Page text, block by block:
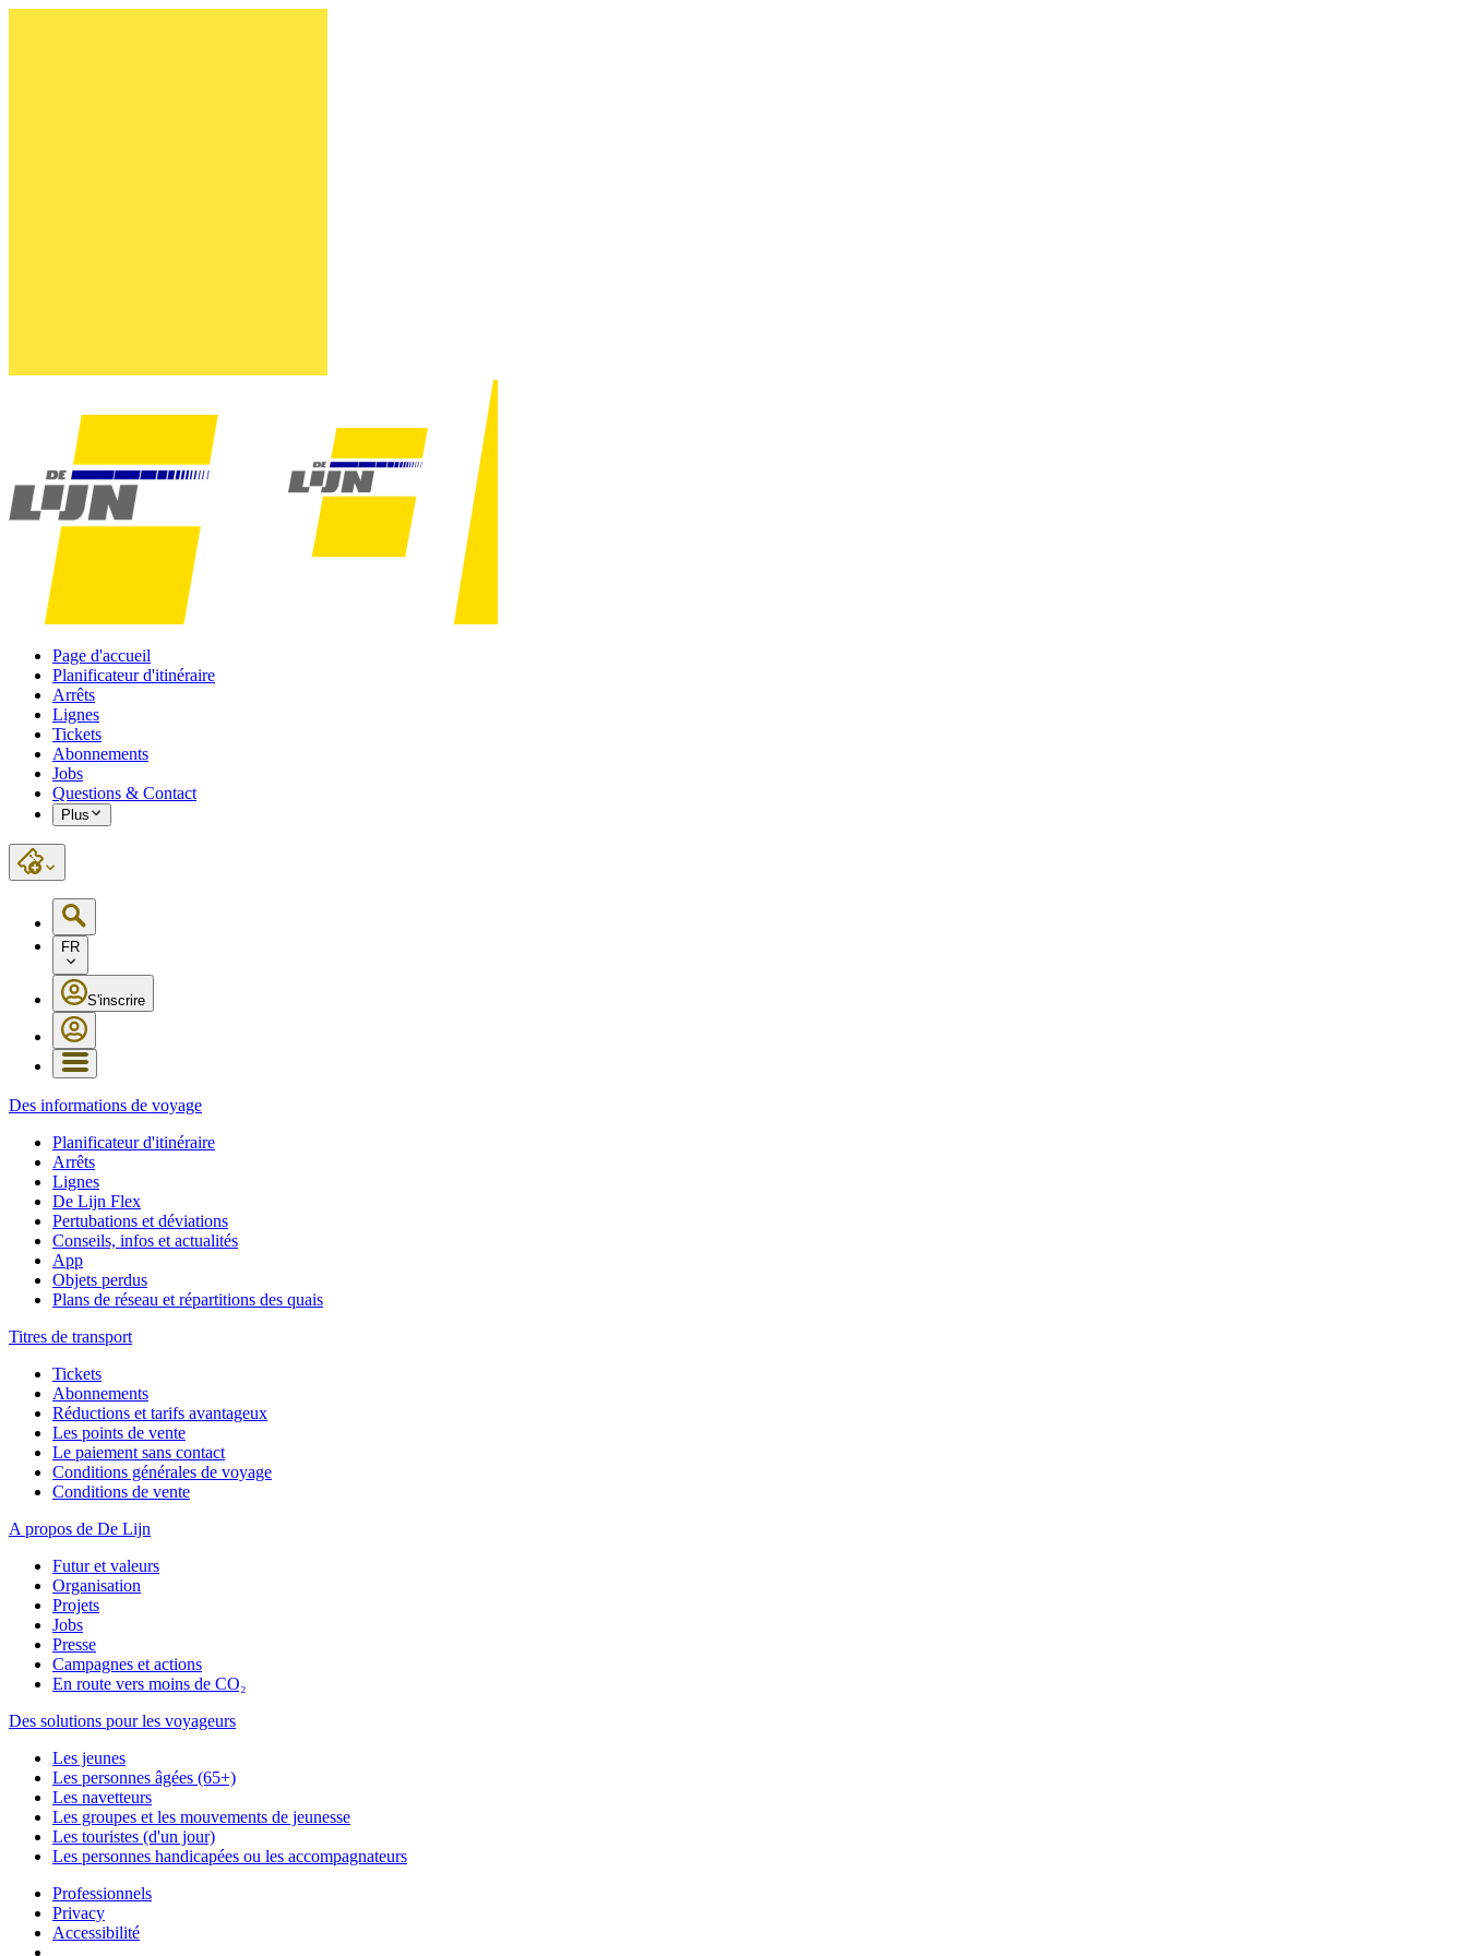
Page d'accueil
Planificateur d'itinéraire
Arrêts
Lignes
Tickets
Abonnements
Jobs
Questions & Contact
Plus
FR
S'inscrire
Des informations de voyage
Planificateur d'itinéraire
Arrêts
Lignes
De Lijn Flex
Pertubations et déviations
Conseils, infos et actualités
App
Objets perdus
Plans de réseau et répartitions des quais
Titres de transport
Tickets
Abonnements
Réductions et tarifs avantageux
Les points de vente
Le paiement sans contact
Conditions générales de voyage
Conditions de vente
A propos de De Lijn
Futur et valeurs
Organisation
Projets
Jobs
Presse
Campagnes et actions
En route vers moins de CO₂
Des solutions pour les voyageurs
Les jeunes
Les personnes âgées (65+)
Les navetteurs
Les groupes et les mouvements de jeunesse
Les touristes (d'un jour)
Les personnes handicapées ou les accompagnateurs
Professionnels
Privacy
Accessibilité